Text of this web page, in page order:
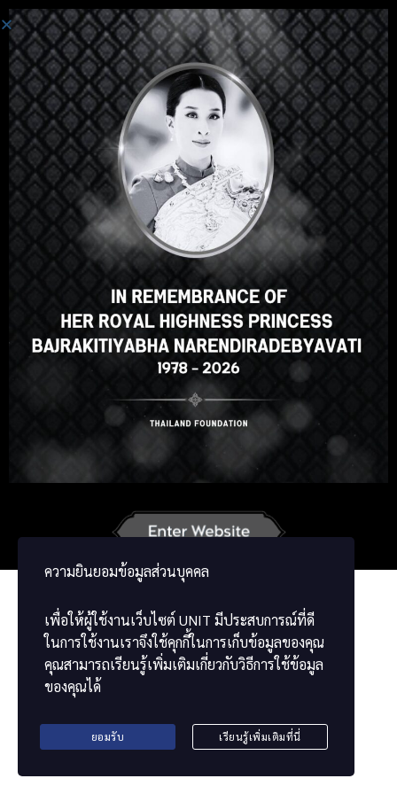
ເຂົ້າສູ່ລະບົບ
Hey there, great course, right?
Do you like this course?
ENROLL COURSE
ความยินยอมข้อมูลส่วนบุคคล
เพื่อให้ผู้ใช้งานเว็บไซต์ UNIT มีประสบการณ์ที่ดี
ในการใช้งานเราจึงใช้คุกกี้ในการเก็บข้อมูลของคุณ
คุณสามารถเรียนรู้เพิ่มเติมเกี่ยวกับวิธีการใช้ข้อมูล
ของคุณได้
ยอมรับ เรียนรู้เพิ่มเติมที่นี่
Select your language
English ภาษาไทย
Korean Japanese
Vietnamese